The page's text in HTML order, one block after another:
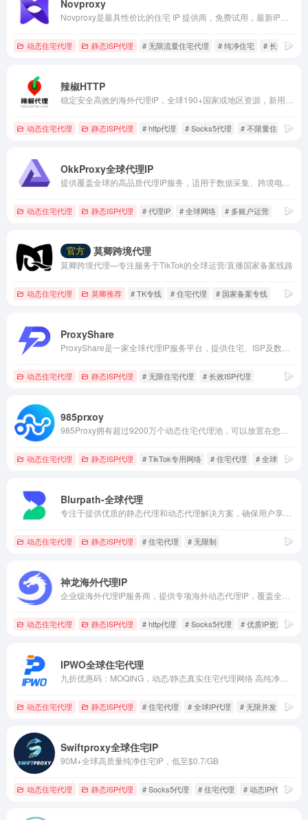
Novproxy
动态住宅代理 静态ISP代理 # 无限流量住宅代理 # 纯净住宅 # 长效ISP代
辣椒HTTP
动态住宅代理 静态ISP代理 # http代理 # Socks5代理 # 不限量住宅代理
OkkProxy全球代理IP
动态住宅代理 静态ISP代理 # 代理IP # 全球网络 # 多账户运营
官方 莫卿跨境代理
莫卿跨境代理—专注服务于TikTok的全球运营/直播国家备案线路
动态住宅代理 莫卿推荐 # TK专线 # 住宅代理 # 国家备案专线
ProxyShare
动态住宅代理 静态ISP代理 # 无限住宅代理 # 长效ISP代理
985prxoy
动态住宅代理 静态ISP代理 # TikTok专用网络 # 住宅代理 # 全球http代理
Blurpath-全球代理
动态住宅代理 静态ISP代理 # 住宅代理 # 无限制
神龙海外代理IP
动态住宅代理 静态ISP代理 # http代理 # Socks5代理 # 优质IP资源
IPWO全球住宅代理
动态住宅代理 静态ISP代理 # 住宅代理 # 全球IP代理 # 无限并发
Swiftproxy全球住宅IP
90M+全球高质量纯净住宅IP，低至$0.7/GB
动态住宅代理 静态ISP代理 # Socks5代理 # 住宅代理 # 动态IP代理